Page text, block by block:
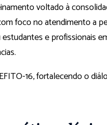
voltado à
foco no atendimento a
e profissionais
16, fortalecendo o